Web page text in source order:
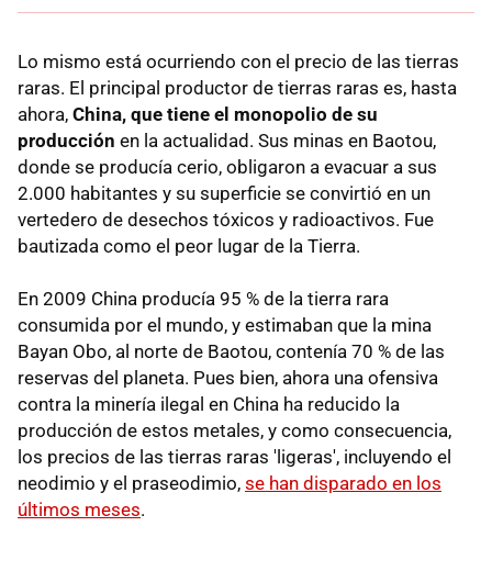
Lo mismo está ocurriendo con el precio de las tierras
raras. El principal productor de tierras raras es, hasta
ahora, China, que tiene el monopolio de su
producción en la actualidad. Sus minas en Baotou,
donde se producía cerio, obligaron a evacuar a sus
2.000 habitantes y su superficie se convirtió en un
vertedero de desechos tóxicos y radioactivos. Fue
bautizada como el peor lugar de la Tierra.
En 2009 China producía 95 % de la tierra rara
consumida por el mundo, y estimaban que la mina
Bayan Obo, al norte de Baotou, contenía 70 % de las
reservas del planeta. Pues bien, ahora una ofensiva
contra la minería ilegal en China ha reducido la
producción de estos metales, y como consecuencia,
los precios de las tierras raras 'ligeras', incluyendo el
neodimio y el praseodimio, se han disparado en los
últimos meses.